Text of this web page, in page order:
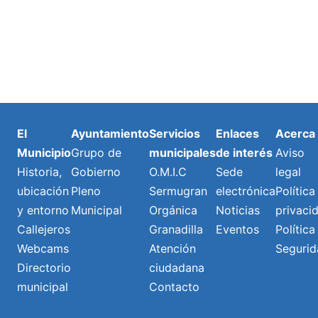
El
Municipio
Historia,
ubicación
y entorno
Callejeros
Webcams
Directorio
municipal
Ayuntamiento
Grupo de
Gobierno
Pleno
Municipal
Servicios
municipales
O.M.I.C
Sermugran
Orgánica
Granadilla
Atención
ciudadana
Contacto
Enlaces
de interés
Sede
electrónica
Noticias
Eventos
Acerca
Aviso
legal
Política
Política